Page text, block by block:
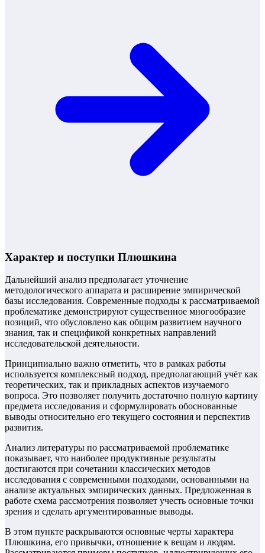
Характер и поступки Плюшкина
Дальнейший анализ предполагает уточнение
методологического аппарата и расширение эмпирической
базы исследования. Современные подходы к рассматриваемой
проблематике демонстрируют существенное многообразие
позиций, что обусловлено как общим развитием научного
знания, так и спецификой конкретных направлений
исследовательской деятельности.
Принципиально важно отметить, что в рамках работы
используется комплексный подход, предполагающий учёт как
теоретических, так и прикладных аспектов изучаемого
вопроса. Это позволяет получить достаточно полную картину
предмета исследования и сформулировать обоснованные
выводы относительно его текущего состояния и перспектив
развития.
Анализ литературы по рассматриваемой проблематике
показывает, что наиболее продуктивные результаты
достигаются при сочетании классических методов
исследования с современными подходами, основанными на
анализе актуальных эмпирических данных. Предложенная в
работе схема рассмотрения позволяет учесть основные точки
зрения и сделать аргументированные выводы.
В этом пункте раскрываются основные черты характера
Плюшкина, его привычки, отношение к вещам и людям.